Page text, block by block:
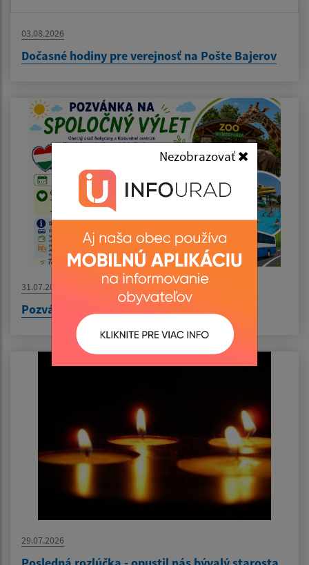
Nezobrazovať
03.08.2026
Dočasné hodiny pre verejnosť na Pošte Bajerov
31.07.2026
Pozvánka na výlet do Nyíregyházy
29.07.2026